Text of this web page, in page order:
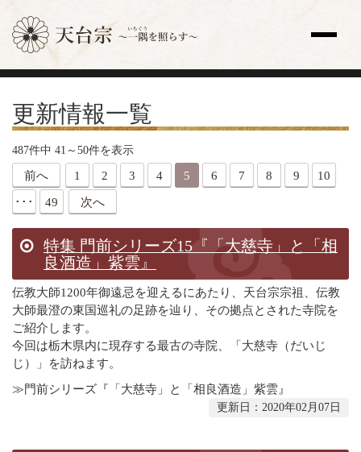
トップページ
教え
歴史と人物
宗祖・高祖・祖師・開祖
天台座主
修行
法要
天台声明（てんだいしょうみょう）
全国の寺院
主な寺院
海外の寺院
寺院検索
更新情報一覧
487件中 41～50件を表示
前へ 1 2 3 4 5 6 7 8 9 10
･･･ 49 次へ
特集 門前シリーズ15『「大慈寺」と「相
良酒造」紫雲』
伝教大師1200年御遠忌を迎えるにあたり、天台宗宗祖、伝教
大師最澄の東国巡礼の足跡を辿り、その拠点とされた寺院を
ご紹介します。
今回は栃木県内に現存する最古の寺院、「大慈寺（だいじ
じ）」を訪ねます。
≫門前シリーズ『「大慈寺」と「相良酒造」紫雲』
更新日：2020年02月07日